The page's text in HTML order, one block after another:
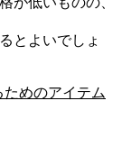
とよいでしょ
めのアイテム